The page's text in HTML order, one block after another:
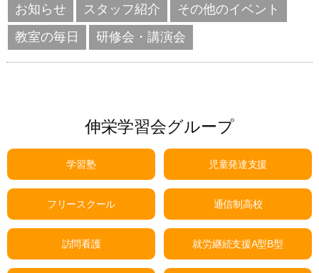
お知らせ
スタッフ紹介
その他のイベント
教室の毎日
研修会・講演会
伸栄学習会グループ
学習塾 児童発達支援
フリースクール 通信制高校
訪問看護 就労継続支援A型B型